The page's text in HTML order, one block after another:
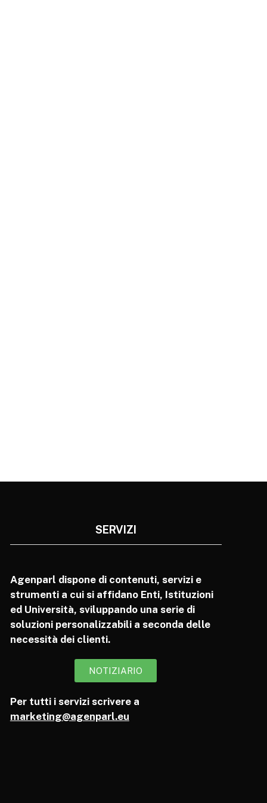
SERVIZI
Agenparl dispone di contenuti, servizi e
strumenti a cui si affidano Enti, Istituzioni
ed Università, sviluppando una serie di
soluzioni personalizzabili a seconda delle
necessità dei clienti.
NOTIZIARIO
Per tutti i servizi scrivere a
marketing@agenparl.eu